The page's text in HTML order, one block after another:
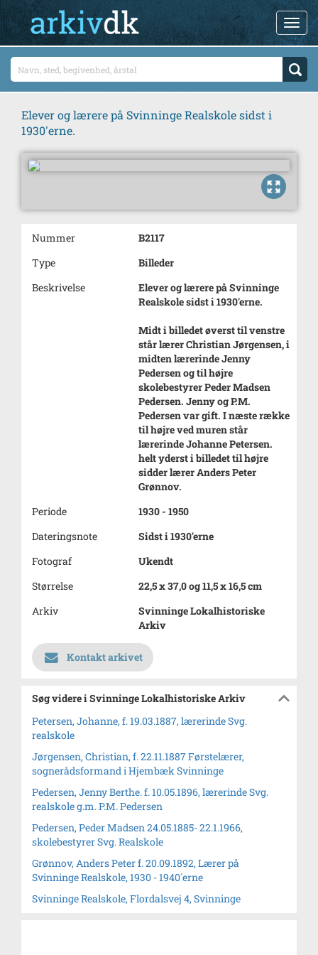
Elever og lærere på Svinninge Realskole sidst i
1930'erne.
Nummer
B2117
Type
Billeder
Beskrivelse
Elever og lærere på Svinninge
Realskole sidst i 1930'erne.
Midt i billedet øverst til venstre
står lærer Christian Jørgensen, i
midten lærerinde Jenny
Pedersen og til højre
skolebestyrer Peder Madsen
Pedersen. Jenny og P.M.
Pedersen var gift. I næste række
til højre ved muren står
lærerinde Johanne Petersen.
helt yderst i billedet til højre
sidder lærer Anders Peter
Grønnov.
Periode
1930 - 1950
Dateringsnote
Sidst i 1930'erne
Fotograf
Ukendt
Størrelse
22,5 x 37,0 og 11,5 x 16,5 cm
Arkiv
Svinninge Lokalhistoriske
Arkiv
Kontakt arkivet
Søg videre i Svinninge Lokalhistoriske Arkiv
Petersen, Johanne, f. 19.03.1887, lærerinde Svg.
realskole
Jørgensen, Christian, f. 22.11.1887 Førstelærer,
sognerådsformand i Hjembæk Svinninge
Pedersen, Jenny Berthe. f. 10.05.1896, lærerinde Svg.
realskole g.m. P.M. Pedersen
Pedersen, Peder Madsen 24.05.1885- 22.1.1966,
skolebestyrer Svg. Realskole
Grønnov, Anders Peter f. 20.09.1892, Lærer på
Svinninge Realskole, 1930 - 1940´erne
Svinninge Realskole, Flordalsvej 4, Svinninge